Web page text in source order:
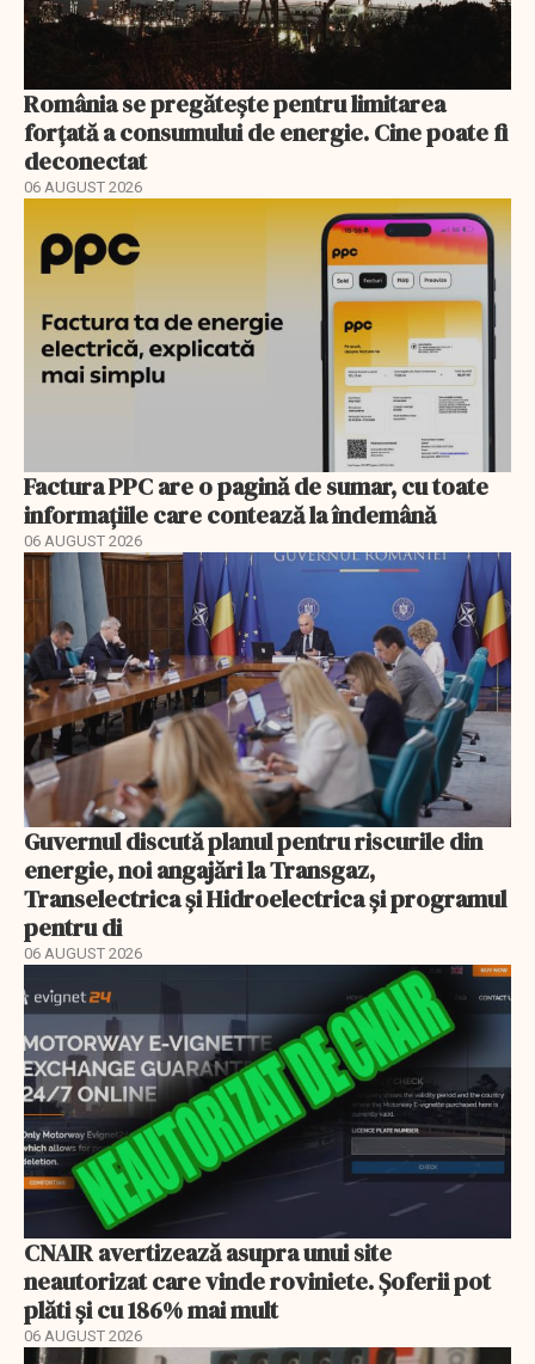
România se pregătește pentru limitarea
forțată a consumului de energie. Cine poate fi
deconectat
06 AUGUST 2026
Factura PPC are o pagină de sumar, cu toate
informațiile care contează la îndemână
06 AUGUST 2026
Guvernul discută planul pentru riscurile din
energie, noi angajări la Transgaz,
Transelectrica și Hidroelectrica și programul
pentru di
06 AUGUST 2026
CNAIR avertizează asupra unui site
neautorizat care vinde roviniete. Șoferii pot
plăti și cu 186% mai mult
06 AUGUST 2026